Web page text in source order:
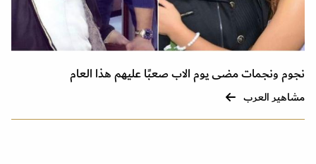
نجوم ونجمات مضى يوم الاب صعبًا عليهم هذا العام
مشاهير العرب